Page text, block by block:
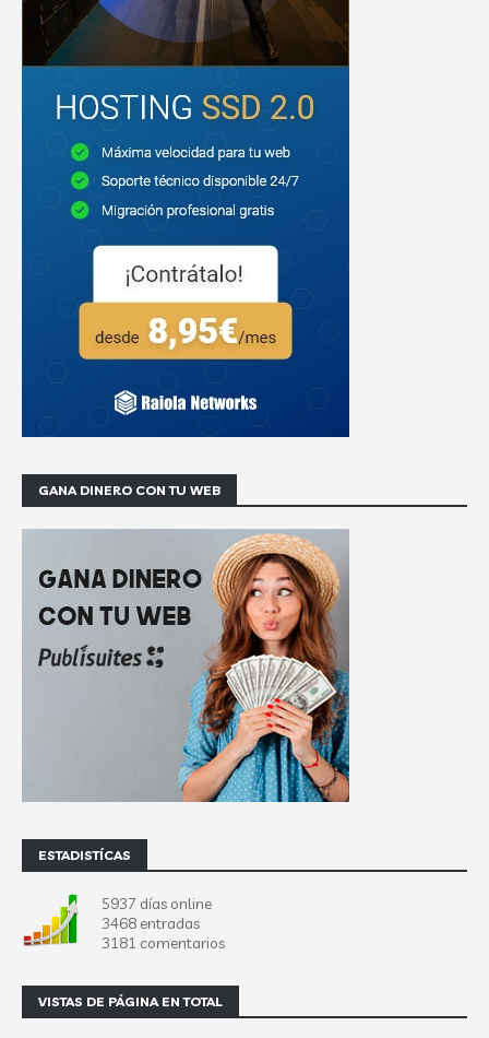
GANA DINERO CON TU WEB
ESTADISTÍCAS
5937 días online
3468 entradas
3181 comentarios
VISTAS DE PÁGINA EN TOTAL